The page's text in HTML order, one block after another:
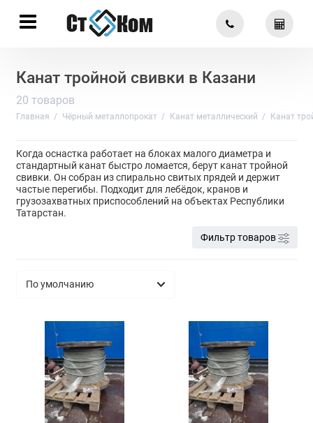
Канат тройной свивки в Казани
20 товаров
Главная Чёрный металлопрокат Канат металлический Канат
Когда оснастка работает на блоках малого диаметра и
стандартный канат быстро ломается, берут канат тройной
свивки. Он собран из спирально свитых прядей и держит
частые перегибы. Подходит для лебёдок, кранов и
грузозахватных приспособлений на объектах Республики
Татарстан.
Фильтр товаров